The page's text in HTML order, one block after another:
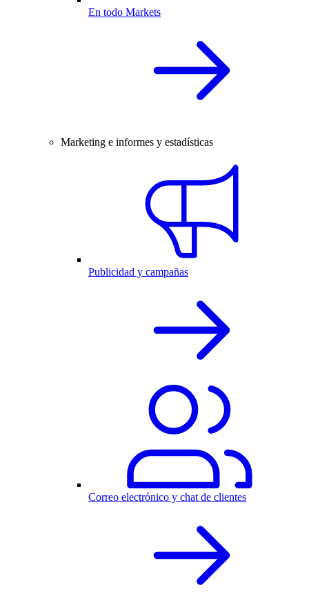
En todo Markets
Marketing e informes y estadísticas
Publicidad y campañas
Correo electrónico y chat de clientes